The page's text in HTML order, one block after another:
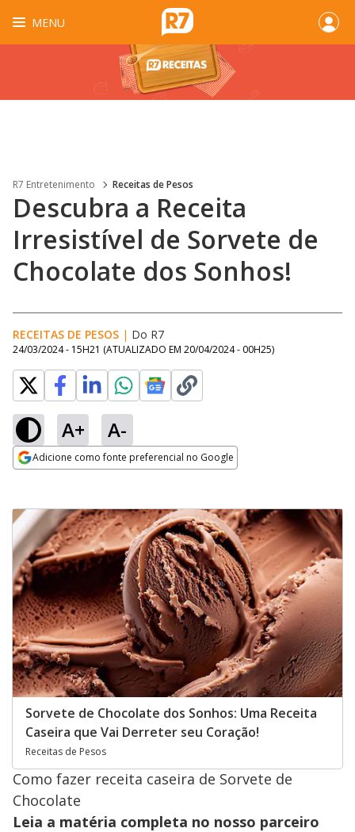
MENU
R7 Entretenimento Receitas de Pesos
Descubra a Receita
Irresistível de Sorvete de
Chocolate dos Sonhos!
RECEITAS DE PESOS | Do R7
24/03/2024 - 15H21 (ATUALIZADO EM 20/04/2024 - 00H25)
A+ A-
Adicione como fonte preferencial no Google
Sorvete de Chocolate dos Sonhos: Uma Receita
Caseira que Vai Derreter seu Coração!
Receitas de Pesos
Como fazer receita caseira de Sorvete de
Chocolate
Leia a matéria completa no nosso parceiro